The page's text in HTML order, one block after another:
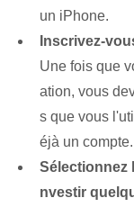
un iPhone.
Inscrivez-
Une fois que
ation, vous
s que vous
éjà un compte.
Sélectionnez
nvestir